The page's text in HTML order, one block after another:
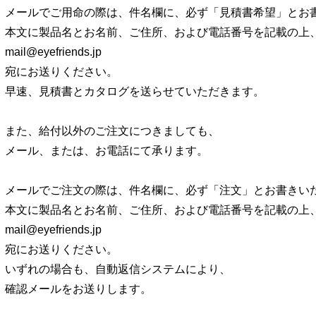
メールでご用命の際は、件名欄に、必ず「見積書希望」とお
本文に製品名とお名前、ご住所、および電話番号を記載の上、
mail@eyefriends.jp
宛にお送りください。
早速、見積書とカタログを送らせていただきます。
また、給付以外のご注文につきましても、
メール、または、お電話にて承ります。
メールでご注文の際は、件名欄に、必ず「注文」とお書きい
本文に製品名とお名前、ご住所、および電話番号を記載の上、
mail@eyefriends.jp
宛にお送りください。
いずれの場合も、自動返信システムにより、
確認メールをお送りします。